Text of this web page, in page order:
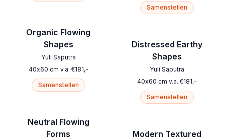
Organic Flowing
Shapes
Yuli Saputra
40x60 cm v.a. €181,-
Samenstellen
Neutral Flowing
Forms
Samenstellen
Distressed Earthy
Shapes
Yuli Saputra
40x60 cm v.a. €181,-
Samenstellen
Modern Textured